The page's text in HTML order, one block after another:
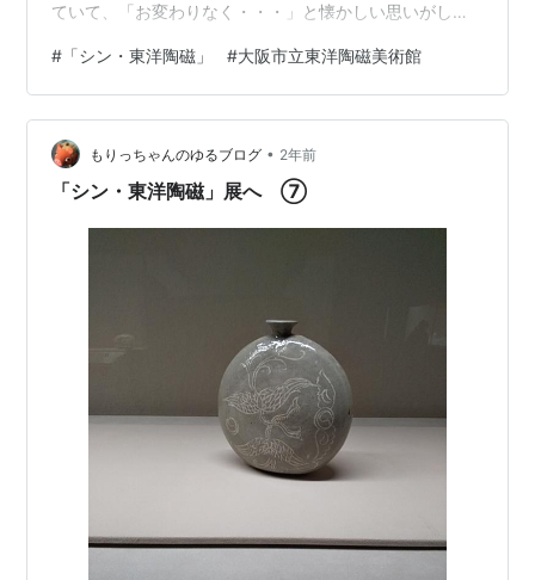
ていて、「お変わりなく・・・」と懐かしい思いがしま
釉黒花（こっか） 牡丹文 瓶 金時代12世紀 黒花：黒色の
文様 10 安宅コレクション中国陶磁 天青無窮 飛青磁（と
びせいじ） 花生（はないけ） 元時代14世紀 国宝 飛青
磁：釉上に鉄斑を散らした青磁 まず形がきれい。バラン
スがいい。素人だけどいいなあと思う。 11 …
# 「シン・東洋陶磁」 #大阪市立東洋陶磁美術館
もりっちゃんのゆるブログ • 2年前
「シン・東洋陶磁」展へ ⑦